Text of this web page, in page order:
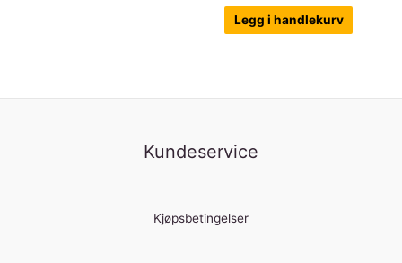
Legg i handlekurv
Kundeservice
Kjøpsbetingelser